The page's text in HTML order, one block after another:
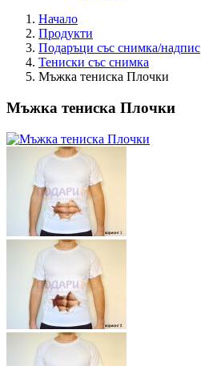
Начало
Продукти
Подаръци със снимка/надпис
Тениски със снимка
Мъжка тениска Плочки
Мъжка тениска Плочки